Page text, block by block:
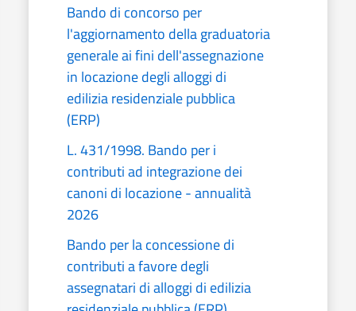
Bando di concorso per
l'aggiornamento della graduatoria
generale ai fini dell'assegnazione
in locazione degli alloggi di
edilizia residenziale pubblica
(ERP)
L. 431/1998. Bando per i
contributi ad integrazione dei
canoni di locazione - annualità
2026
Bando per la concessione di
contributi a favore degli
assegnatari di alloggi di edilizia